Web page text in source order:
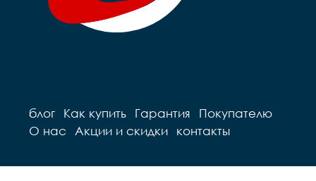
блог Как купить Гарантия
Покупателю
О нас
Акции и скидки контакты